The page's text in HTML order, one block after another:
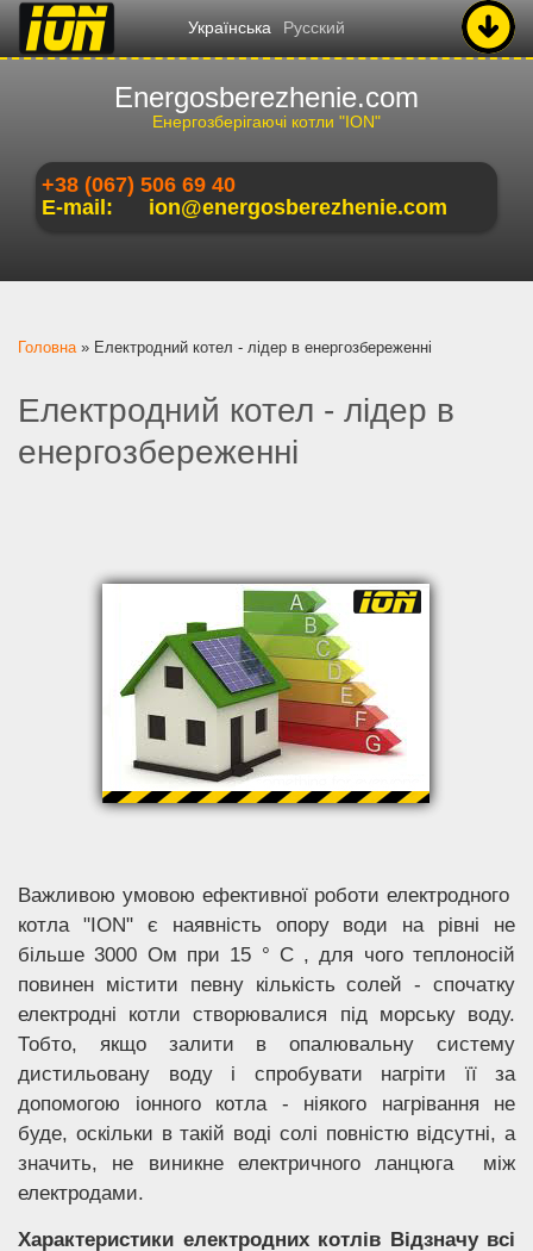
Українська Русский
Energosberezhenie.com
Енергозберігаючі котли "ION"
+38 (067) 506 69 40
E-mail:
ion@energosberezhenie.com
Ви є тут
Головна» Електродний котел - лідер в енергозбереженні
Електродний котел - лідер в
енергозбереженні
Важливою умовою ефективної роботи електродного
котла "ION" є наявність опору води на рівні не
більше 3000 Ом при 15 ° С , для чого теплоносій
повинен містити певну кількість солей - спочатку
електродні котли створювалися під морську воду.
Тобто, якщо залити в опалювальну систему
дистильовану воду і спробувати нагріти її за
допомогою іонного котла - ніякого нагрівання не
буде, оскільки в такій воді солі повністю відсутні, а
значить, не виникне електричного ланцюга між
електродами.
Характеристики електродних котлів Відзначу всі